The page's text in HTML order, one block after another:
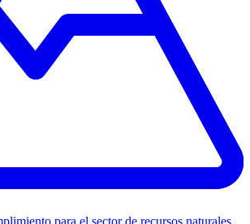
para el sector de recursos naturales